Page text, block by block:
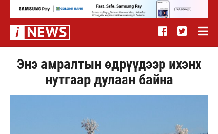
Энэ амралтын өдрүүдээр ихэнх
нутгаар дулаан байна